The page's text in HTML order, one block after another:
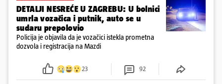
DETALJI NESREĆE U ZAGREBU: U bolnici
umrla vozačica i putnik, auto se u
sudaru prepolovio
Policija je objavila da je vozačici istekla prometna
dozvola i registracija na Mazdi
23 92